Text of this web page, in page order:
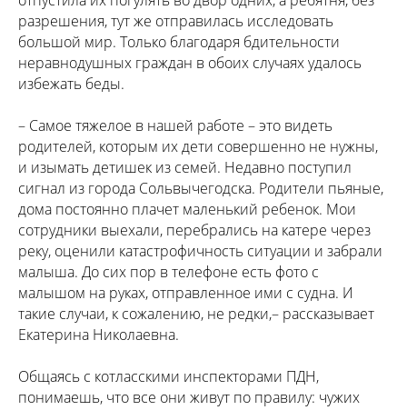
разрешения, тут же отправилась исследовать
большой мир. Только благодаря бдительности
неравнодушных граждан в обоих случаях удалось
избежать беды.
– Самое тяжелое в нашей работе – это видеть
родителей, которым их дети совершенно не нужны,
и изымать детишек из семей. Недавно поступил
сигнал из города Сольвычегодска. Родители пьяные,
дома постоянно плачет маленький ребенок. Мои
сотрудники выехали, перебрались на катере через
реку, оценили катастрофичность ситуации и забрали
малыша. До сих пор в телефоне есть фото с
малышом на руках, отправленное ими с судна. И
такие случаи, к сожалению, не редки,– рассказывает
Екатерина Николаевна.
Общаясь с котласскими инспекторами ПДН,
понимаешь, что все они живут по правилу: чужих